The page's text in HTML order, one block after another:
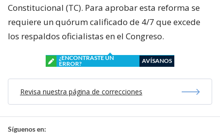
Constitucional (TC). Para aprobar esta reforma se
requiere un quórum calificado de 4/7 que excede
los respaldos oficialistas en el Congreso.
¿ENCONTRASTE UN
ERROR?
AVÍSANOS
Revisa nuestra página de correcciones
Síguenos en: